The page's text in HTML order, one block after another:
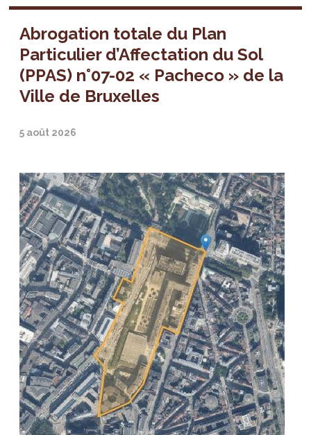
Abrogation totale du Plan
Particulier d’Affectation du Sol
(PPAS) n°07-02 « Pacheco » de la
Ville de Bruxelles
5 août 2026